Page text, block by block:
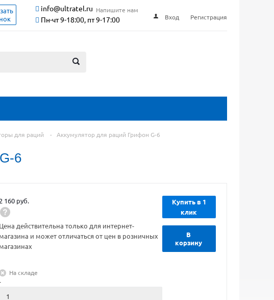
info@ultratel.ru Напишите нам
Пн-чт 9-18:00, пт 9-17:00 Вход Регистрация
для раций - Аккумулятор для раций Грифон G-6
6
2 160 руб.
Цена действительна только для интернет-
магазина и может отличаться от цен в розничных
магазинах
На складе
Купить в 1
клик
В
корзину